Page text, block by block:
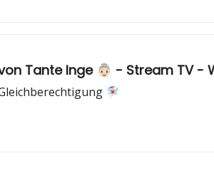
Tante Inge 👵🏻 - Stream TV
🧚🏻‍♀️